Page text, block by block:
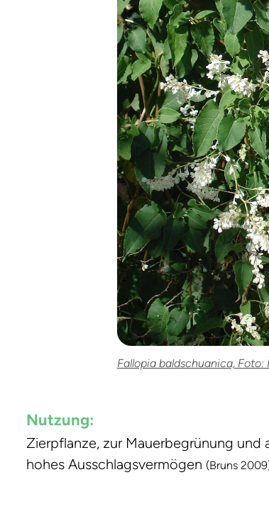
Fallopia baldschuanica, Foto:
Nutzung:
Zierpflanze, zur Mauerbegrünung und
hohes Ausschlagsvermögen (Bruns